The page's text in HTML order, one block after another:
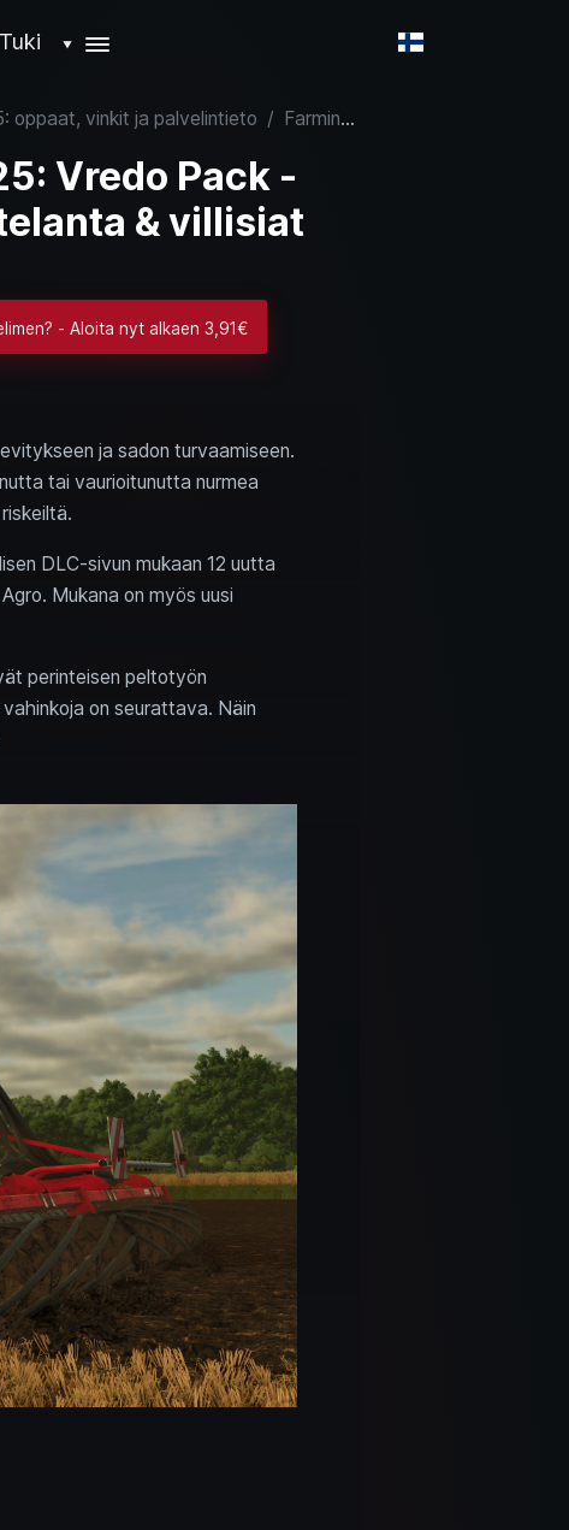
Tuki ▼
oppaat, vinkit ja palvelintieto / Farming Simulator 25: Vredo Pack - täydennyskylvö, lietelanta & villisiat
Vredo Pack -
& villisiat
- Aloita nyt alkaen 3,91€
ja sadon turvaamiseen.
tai vaurioitunutta nurmea
DLC-sivun mukaan 12 uutta
Mukana on myös uusi
perinteisen peltotyön
on seurattava. Näin